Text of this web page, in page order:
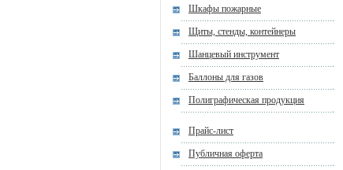
Шкафы пожарные
Щиты, стенды, контейнеры
Шанцевый инструмент
Баллоны для газов
Полиграфическая продукция
Прайс-лист
Публичная оферта